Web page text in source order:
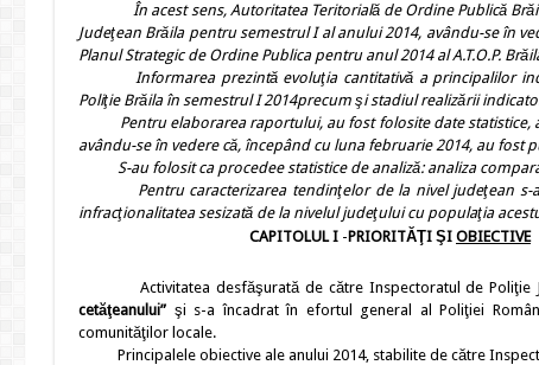
În acest sens,Autoritatea Teritorială de Ordine Publică
Judeţean Brăila pentru semestrul I al anului 2014, avându-se în
Planul Strategic de Ordine Publica pentru anul 2014 al A.T.O.P.
Informarea prezintă evoluţia cantitativă a principalilor
Poliţie Brăila în semestrul I 2014precum şi stadiul realizării
Pentru elaborarea raportului, au fost folosite date statistice,
avându-se în vedere că, începând cu luna februarie 2014, au
S-au folosit ca procedee statistice de analiză: analiza
Pentru caracterizarea tendinţelor de la nivel judeţean s-a
infracţionalitatea sesizată de la nivelul judeţului cu populaţia
CAPITOLUL I -PRIORITĂŢI ŞI OBIECTIVE
Activitatea desfăşurată de către Inspectoratul de
cetăţeanului” şi s-a încadrat în efortul general al Poliţiei
comunităţilor locale.
Principalele obiective ale anului 2014, stabilite de către